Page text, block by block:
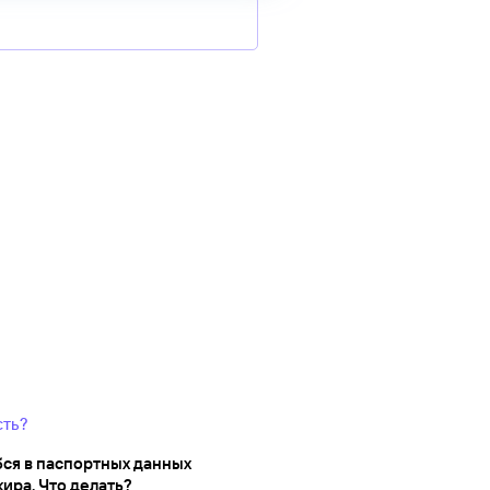
в паспортных данных
Что делать?